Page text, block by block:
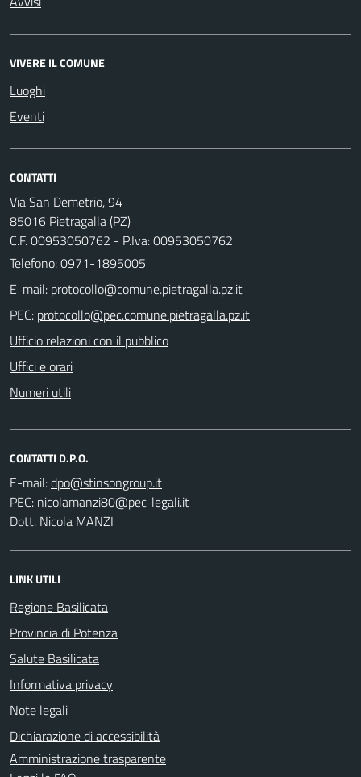
VIVERE IL COMUNE
Luoghi
Eventi
CONTATTI
Via San Demetrio, 94
85016 Pietragalla (PZ)
C.F. 00953050762 - P.Iva: 00953050762
Telefono:0971-1895005
E-mail:
PEC:
Ufficio relazioni con il pubblico
Uffici e orari
Numeri utili
CONTATTI D.P.O.
E-mail:
PEC:
Dott. Nicola MANZI
LINK UTILI
Regione Basilicata
Provincia di Potenza
Salute Basilicata
Informativa privacy
Note legali
Dichiarazione di accessibilità
Amministrazione trasparente